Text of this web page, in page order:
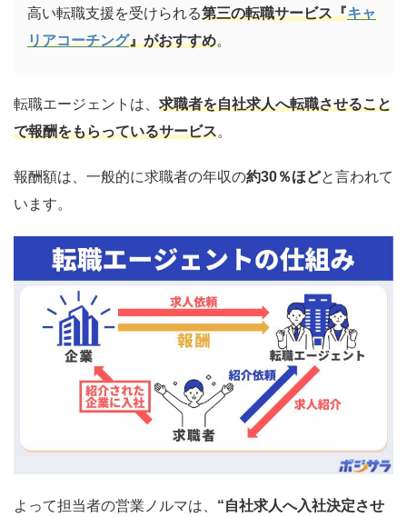
高い転職支援を受けられる第三の転職サービス『キャ
リアコーチング』がおすすめ。
転職エージェントは、 求職者を自社求人へ転職させること
で報酬をもらっているサービス。
報酬額は、一般的に求職者の年収の約30％ほどと言われて
います。
よって担当者の営業ノルマは、 “自社求人へ入社決定させ